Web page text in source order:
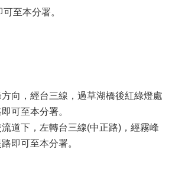
至本分署。
向，經台三線，過草湖橋後紅綠燈處
可至本分署。
道下，左轉台三線(中正路) ，經霧峰
即可至本分署。